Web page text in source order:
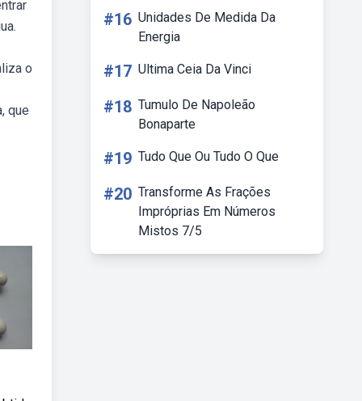
o
que
#16 Unidades De Medida Da
Energia
#17 Ultima Ceia Da Vinci
#18 Tumulo De Napoleão
Bonaparte
#19 Tudo Que Ou Tudo O Que
#20 Transforme As Frações
Impróprias Em Números
Mistos 7/5